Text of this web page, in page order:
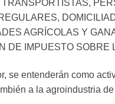
AGRÍCOLAS Y
DE IMPUESTO SOBRE
se entenderán como
a la agroindustria